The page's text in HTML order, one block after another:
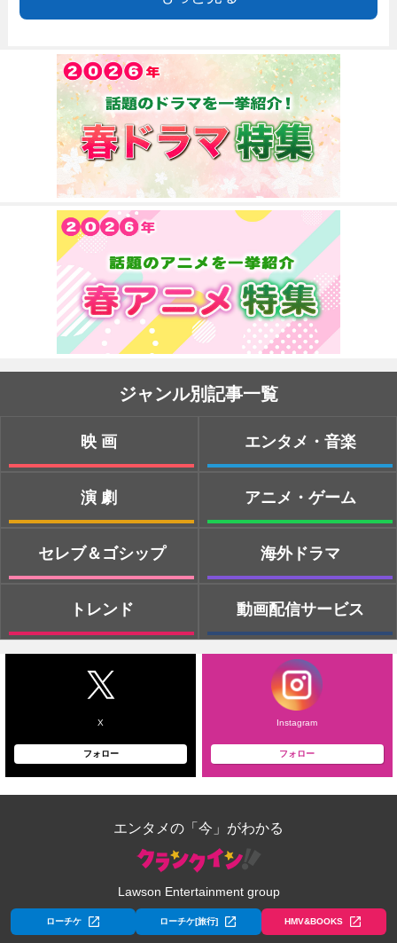
ジャンル別記事一覧
映画
演劇
セレブ＆ゴシップ
トレンド
エンタメ・音楽
アニメ・ゲーム
海外ドラマ
動画配信サービス
X
フォロー
Instagram
フォロー
エンタメの「今」がわかる
Lawson Entertainment group
ローチケ ローチケ[旅行] HMV&BOOKS